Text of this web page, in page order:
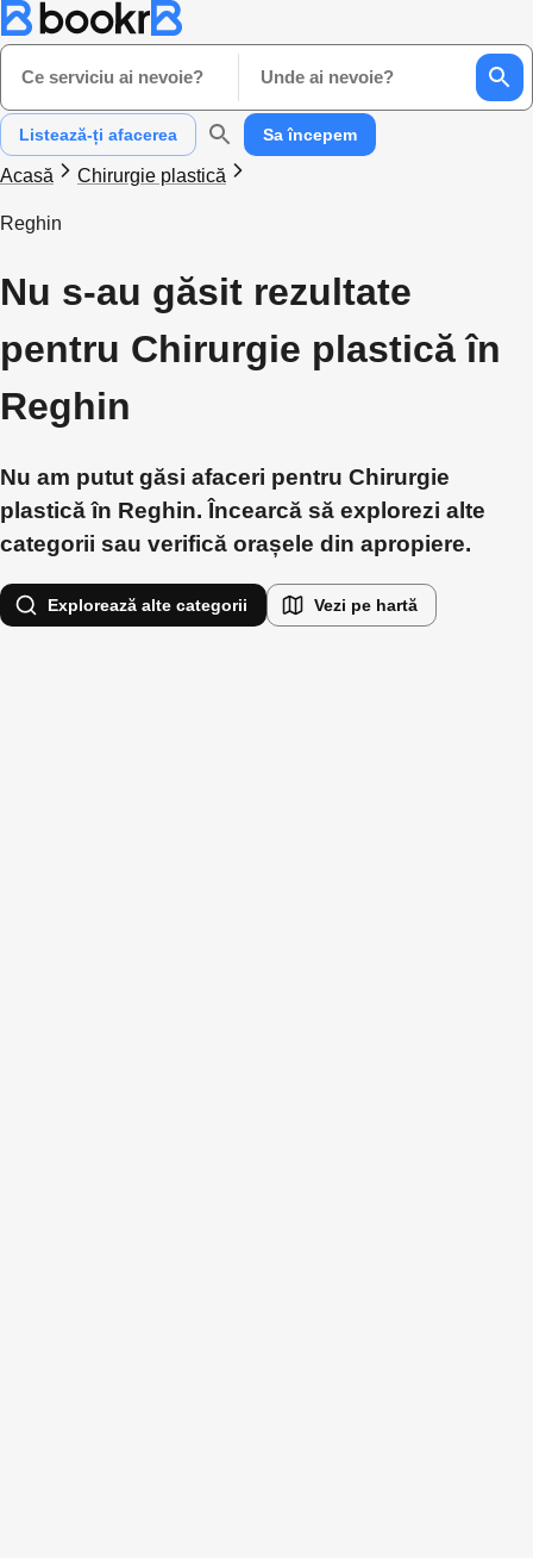
Ce serviciu ai nevoie? Unde ai nevoie?
Listează-ți afacerea Sa începem
Acasă Chirurgie plastică
Reghin
Nu s-au găsit rezultate
pentru Chirurgie plastică în
Reghin
Nu am putut găsi afaceri pentru Chirurgie
plastică în Reghin. Încearcă să explorezi alte
categorii sau verifică orașele din apropiere.
Explorează alte categorii Vezi pe hartă